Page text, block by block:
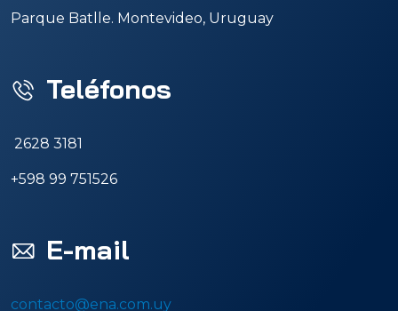
Parque Batlle. Montevideo, Uruguay
Teléfonos
2628 3181
+598 99 751526
E-mail
contacto@ena.com.uy